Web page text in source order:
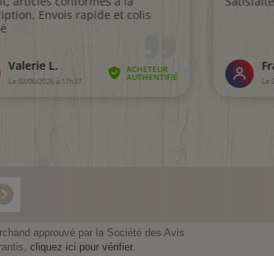
approuvé par la Société des Avis
cliquez ici pour vérifier.